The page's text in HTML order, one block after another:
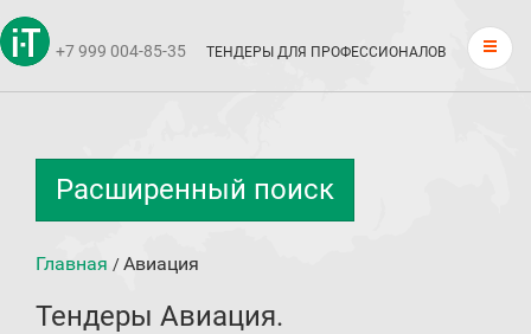
+7 999 004-85-35 ТЕНДЕРЫ ДЛЯ ПРОФЕССИОНАЛОВ
Расширенный поиск
Главная /Авиация
Тендеры Авиация.